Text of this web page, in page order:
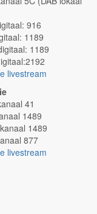
916
1189
1189
livestream
41
1489
1489
877
livestream